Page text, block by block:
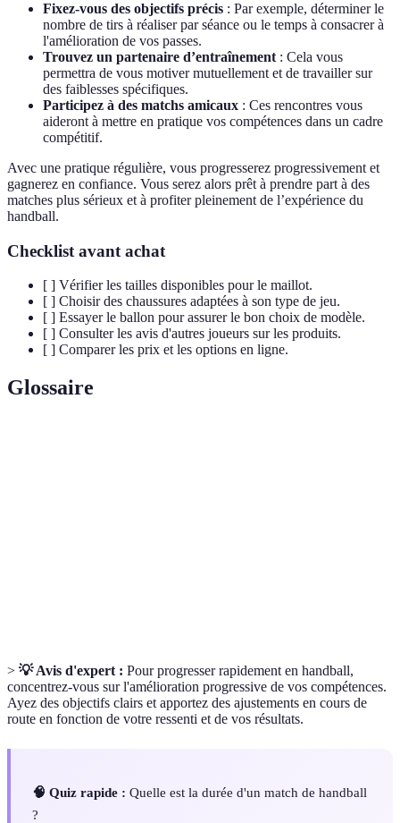
Fixez-vous des objectifs précis : Par exemple, déterminer le
nombre de tirs à réaliser par séance ou le temps à consacrer à
l'amélioration de vos passes.
Trouvez un partenaire d’entraînement : Cela vous
permettra de vous motiver mutuellement et de travailler sur
des faiblesses spécifiques.
Participez à des matchs amicaux : Ces rencontres vous
aideront à mettre en pratique vos compétences dans un cadre
compétitif.
Avec une pratique régulière, vous progresserez progressivement et
gagnerez en confiance. Vous serez alors prêt à prendre part à des
matches plus sérieux et à profiter pleinement de l’expérience du
handball.
Checklist avant achat
[ ] Vérifier les tailles disponibles pour le maillot.
[ ] Choisir des chaussures adaptées à son type de jeu.
[ ] Essayer le ballon pour assurer le bon choix de modèle.
[ ] Consulter les avis d'autres joueurs sur les produits.
[ ] Comparer les prix et les options en ligne.
Glossaire
> 💡 Avis d'expert : Pour progresser rapidement en handball,
concentrez-vous sur l'amélioration progressive de vos compétences.
Ayez des objectifs clairs et apportez des ajustements en cours de
route en fonction de votre ressenti et de vos résultats.
🧠 Quiz rapide : Quelle est la durée d'un match de handball
?